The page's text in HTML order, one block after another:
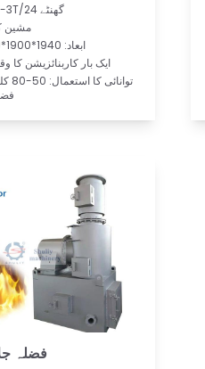
صلاحیت: 2.5T-3T/24 گھنٹے
مشین کا
ابعاد: 1940*1900*1900ملی میٹر
ایک بار کاربنائزیشن کا وقت: 6-8
فضلہ